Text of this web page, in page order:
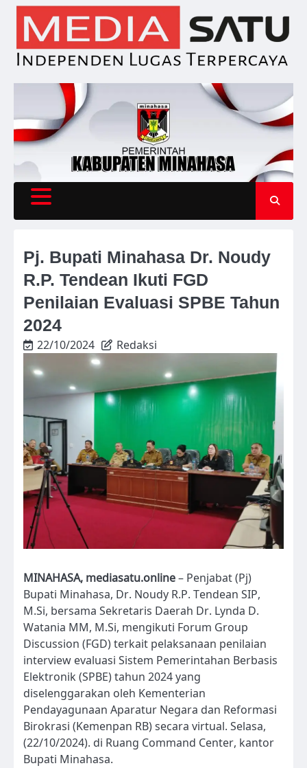
Skip
content
Pj. Bupati Minahasa Dr. Noudy
R.P. Tendean Ikuti FGD
Penilaian Evaluasi SPBE Tahun
2024
22/10/2024 Redaksi
MINAHASA, mediasatu.online– Penjabat (Pj)
Bupati Minahasa, Dr. Noudy R.P. Tendean SIP,
M.Si, bersama Sekretaris Daerah Dr. Lynda D.
Watania MM, M.Si, mengikuti Forum Group
Discussion (FGD) terkait pelaksanaan penilaian
interview evaluasi Sistem Pemerintahan Berbasis
Elektronik (SPBE) tahun 2024 yang
diselenggarakan oleh Kementerian
Pendayagunaan Aparatur Negara dan Reformasi
Birokrasi (Kemenpan RB) secara virtual. Selasa,
(22/10/2024). di Ruang Command Center, kantor
Bupati Minahasa.